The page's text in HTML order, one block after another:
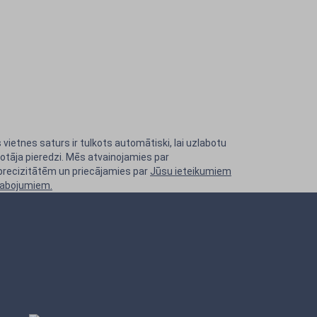
vietnes saturs ir tulkots automātiski, lai uzlabotu
pieredzi. Mēs atvainojamies par
un priecājamies par Jūsu ieteikumiem